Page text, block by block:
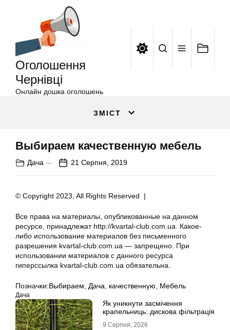
Оголошення
Чернівці
Онлайн дошка оголошень
ЗМІСТ
Выбираем качественную мебель
Дача 21 Серпня, 2019
© Copyright 2023, All Rights Reserved |
Все права на материалы, опубликованные на данном
ресурсе, принадлежат http://kvartal-club.com.ua. Какое-
либо использование материалов без письменного
разрешения kvartal-club.com.ua — запрещено. При
использовании материалов с данного ресурса
гиперссылка kvartal-club.com.ua обязательна.
Позначки:Выбираем Дача качественную Мебель
Дача
Як уникнути засмічення
крапельниць: дискова фільтрація
9 Серпня, 2026